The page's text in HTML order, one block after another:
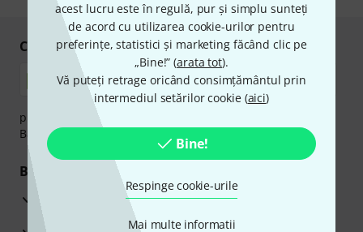
acest lucru este în regulă, pur și simplu sunteți
de acord cu utilizarea cookie-urilor pentru
preferințe, statistici și marketing făcând clic pe
„Bine!” (arata tot).
Vă puteți retrage oricând consimțământul prin
intermediul setărilor cookie (aici)
Bine!
Respinge cookie-urile
Mai multe informatii
Cumpărați și plătiți în siguranță
plata se poate efectua în siguranță cu Ramburs, Transfer
Bancar sau Card de credit.
Beneficiile tale
3 Ani Garanție Thomann